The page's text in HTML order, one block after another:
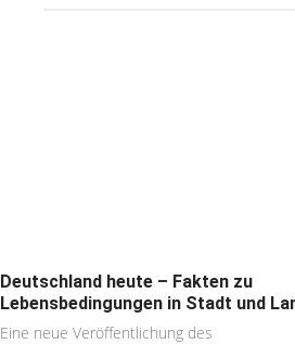
Deutschland heute – Fakten zu
Lebensbedingungen in Stadt und
Eine neue Veröffentlichung des